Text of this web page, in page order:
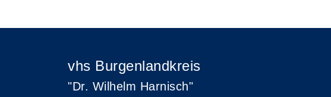
vhs Burgenlandkreis
"Dr. Wilhelm Harnisch"